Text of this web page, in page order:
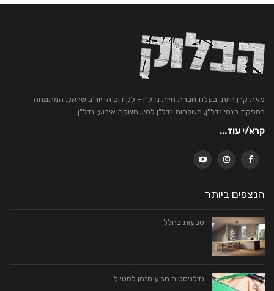
מאת קרן חיות, בעלת חברת חיות נדל"ן – לקידום הדיור בישראל. המתמחה
בהפקת כנסי נדל"ן, משלחות נדל"ן לסין, השקת אירועי נדל"ן.
קרא/י עוד...
הנצפים ביותר
טבעות בחלל
נדלניסטים הגיע הזמן לסטייל